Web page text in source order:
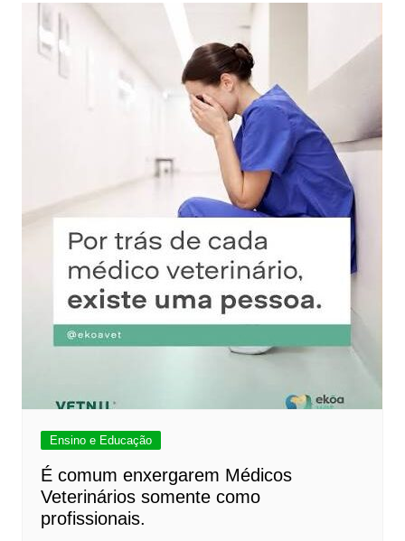
Ensino e Educação
É comum enxergarem Médicos
Veterinários somente como
profissionais.